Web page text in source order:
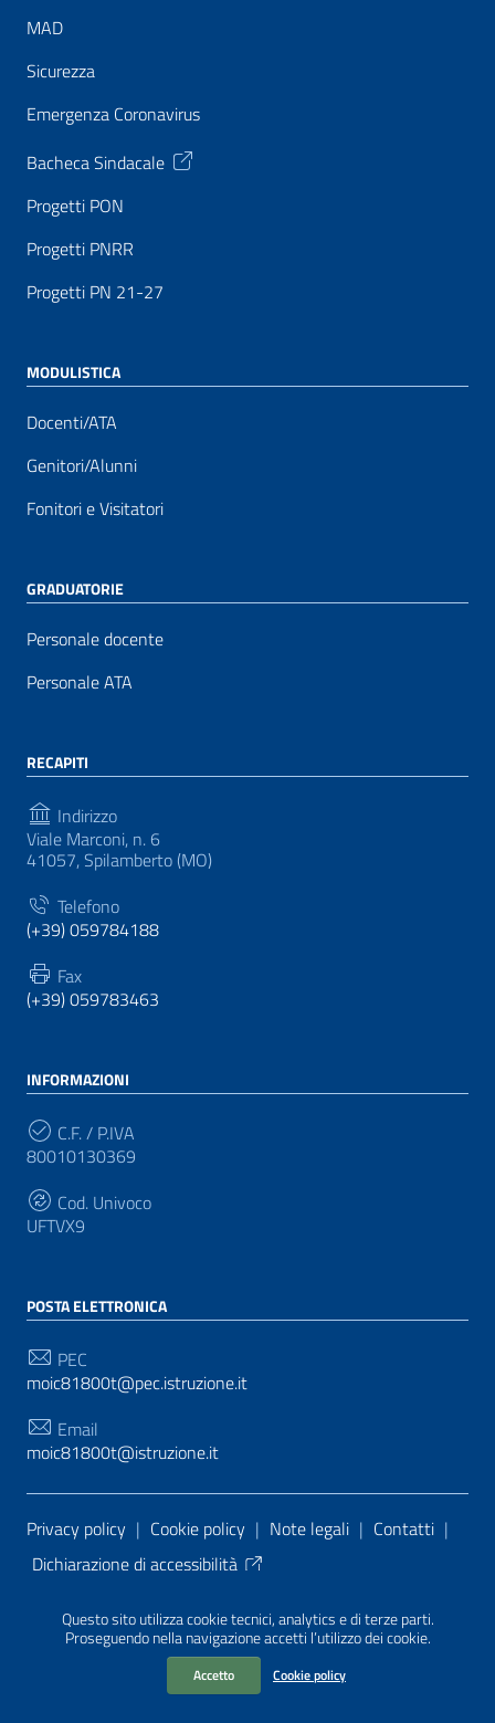
Questo sito utilizza cookie tecnici, analytics e di terze parti.
Proseguendo nella navigazione accetti l’utilizzo dei cookie.
Accetto Cookie policy
MAD
Sicurezza
Emergenza Coronavirus
Bacheca Sindacale
Progetti PON
Progetti PNRR
Progetti PN 21-27
MODULISTICA
Docenti/ATA
Genitori/Alunni
Fonitori e Visitatori
GRADUATORIE
Personale docente
Personale ATA
RECAPITI
Indirizzo
Viale Marconi, n. 6
41057, Spilamberto (MO)
Telefono
(+39) 059784188
Fax
(+39) 059783463
INFORMAZIONI
C.F. / P.IVA
80010130369
Cod. Univoco
UFTVX9
POSTA ELETTRONICA
PEC
moic81800t@pec.istruzione.it
Email
moic81800t@istruzione.it
Sezione Link Utili
Privacy policy | Cookie policy | Note legali | Contatti |
Dichiarazione di accessibilità
PA di AgID
| Realizzato con WordPress
da